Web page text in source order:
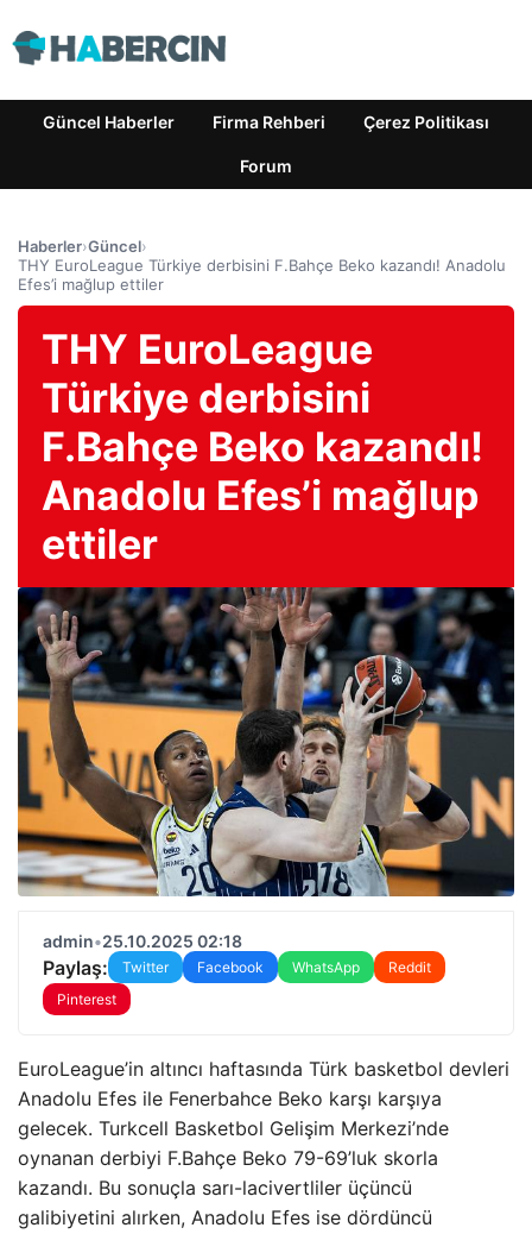
Güncel Haberler Firma Rehberi Çerez Politikası
Forum
Haberler›Güncel›
THY EuroLeague Türkiye derbisini F.Bahçe Beko kazandı! Anadolu
Efes’i mağlup ettiler
THY EuroLeague
Türkiye derbisini
F.Bahçe Beko kazandı!
Anadolu Efes’i mağlup
ettiler
admin•25.10.2025 02:18
Paylaş: Twitter Facebook WhatsApp
Reddit
Pinterest
EuroLeague’in altıncı haftasında Türk basketbol devleri
Anadolu Efes ile Fenerbahce Beko karşı karşıya
gelecek. Turkcell Basketbol Gelişim Merkezi’nde
oynanan derbiyi F.Bahçe Beko 79-69’luk skorla
kazandı. Bu sonuçla sarı-lacivertliler üçüncü
galibiyetini alırken, Anadolu Efes ise dördüncü